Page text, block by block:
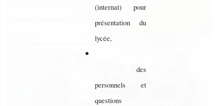
(internat) pour
présentation du
lycée,
des
personnels et
questions